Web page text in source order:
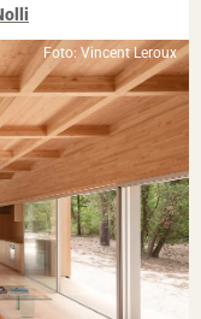
Foto: Vincent Leroux